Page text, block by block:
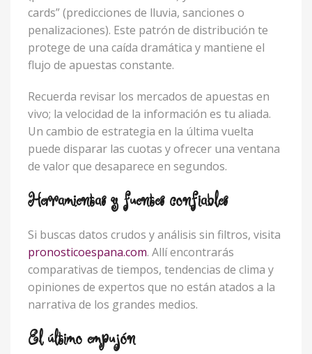
cards” (predicciones de lluvia, sanciones o
penalizaciones). Este patrón de distribución te
protege de una caída dramática y mantiene el
flujo de apuestas constante.
Recuerda revisar los mercados de apuestas en
vivo; la velocidad de la información es tu aliada.
Un cambio de estrategia en la última vuelta
puede disparar las cuotas y ofrecer una ventana
de valor que desaparece en segundos.
Herramientas y fuentes confiables
Si buscas datos crudos y análisis sin filtros, visita
pronosticoespana.com. Allí encontrarás
comparativas de tiempos, tendencias de clima y
opiniones de expertos que no están atados a la
narrativa de los grandes medios.
El último empujón